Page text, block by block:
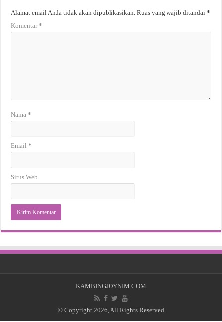
Alamat email Anda tidak akan dipublikasikan. Ruas yang wajib ditandai*
Komentar*
Nama*
Email*
Situs Web
KAMBINGJOYNIM.COM
© Copyright 2026, All Rights Reserved